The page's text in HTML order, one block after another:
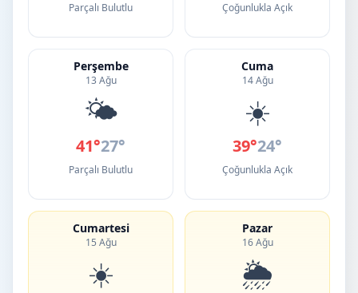
Parçalı Bulutlu Çoğunlukla Açık
Perşembe
13 Ağu
🌤️
41°27°
Parçalı Bulutlu
Cuma
14 Ağu
☀️
39°24°
Çoğunlukla Açık
Cumartesi
15 Ağu
☀️
Pazar
16 Ağu
🌦️